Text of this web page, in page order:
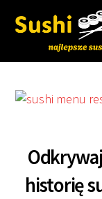
historię